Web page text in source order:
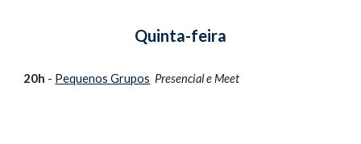
Quinta-feira
20h - Pequenos Grupos Presencial e Meet